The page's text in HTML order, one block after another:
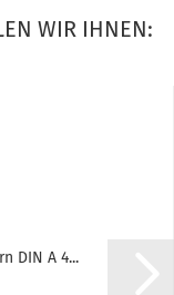
WIR IHNEN:
DIN A 4...